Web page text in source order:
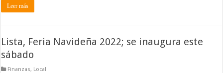
Leer más
Lista, Feria Navideña 2022; se inaugura este
sábado
Finanzas, Local